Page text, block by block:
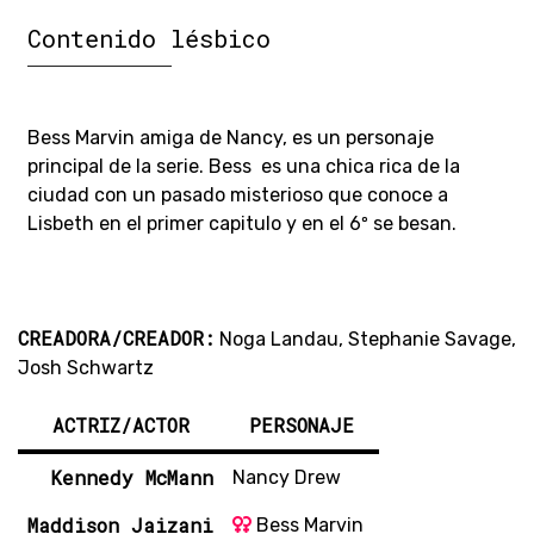
Contenido lésbico
Bess Marvin amiga de Nancy, es un personaje
principal de la serie. Bess es una chica rica de la
ciudad con un pasado misterioso que conoce a
Lisbeth en el primer capitulo y en el 6º se besan.
CREADORA/CREADOR: Noga Landau, Stephanie Savage,
Josh Schwartz
ACTRIZ/ACTOR PERSONAJE
Kennedy McMann Nancy Drew
Maddison Jaizani Bess Marvin